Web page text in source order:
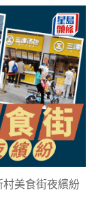
美食街夜繽紛